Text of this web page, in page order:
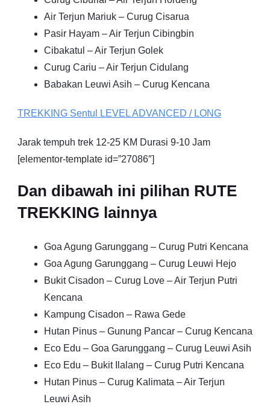
Air Terjun Mariuk – Curug Cisarua
Pasir Hayam – Air Terjun Cibingbin
Cibakatul – Air Terjun Golek
Curug Cariu – Air Terjun Cidulang
Babakan Leuwi Asih – Curug Kencana
TREKKING Sentul LEVEL ADVANCED / LONG
Jarak tempuh trek 12-25 KM Durasi 9-10 Jam
[elementor-template id=”27086″]
Dan dibawah ini pilihan RUTE
TREKKING lainnya
Goa Agung Garunggang – Curug Putri Kencana
Goa Agung Garunggang – Curug Leuwi Hejo
Bukit Cisadon – Curug Love – Air Terjun Putri
Kencana
Kampung Cisadon – Rawa Gede
Hutan Pinus – Gunung Pancar – Curug Kencana
Eco Edu – Goa Garunggang – Curug Leuwi Asih
Eco Edu – Bukit Ilalang – Curug Putri Kencana
Hutan Pinus – Curug Kalimata – Air Terjun
Leuwi Asih